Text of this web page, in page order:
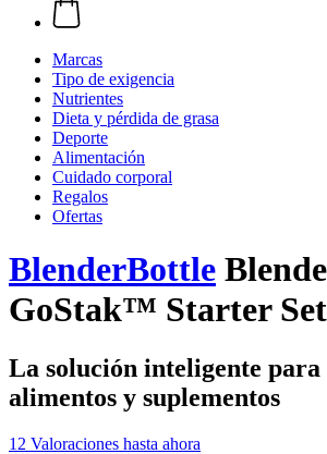
Marcas
Tipo de exigencia
Nutrientes
Dieta y pérdida de grasa
Deporte
Alimentación
Cuidado corporal
Regalos
Ofertas
BlenderBottle
GoStak™ Starter Set
La solución inteligente
alimentos y suplementos
12 Valoraciones hasta ahora